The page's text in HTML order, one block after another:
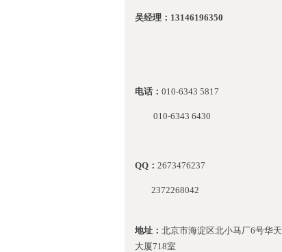
吴经理：13146196350
电话： 010-6343 5817
010-6343 6430
QQ： 2673476237
2372268042
地址： 北京市海淀区北小马厂6号华天
大厦718室